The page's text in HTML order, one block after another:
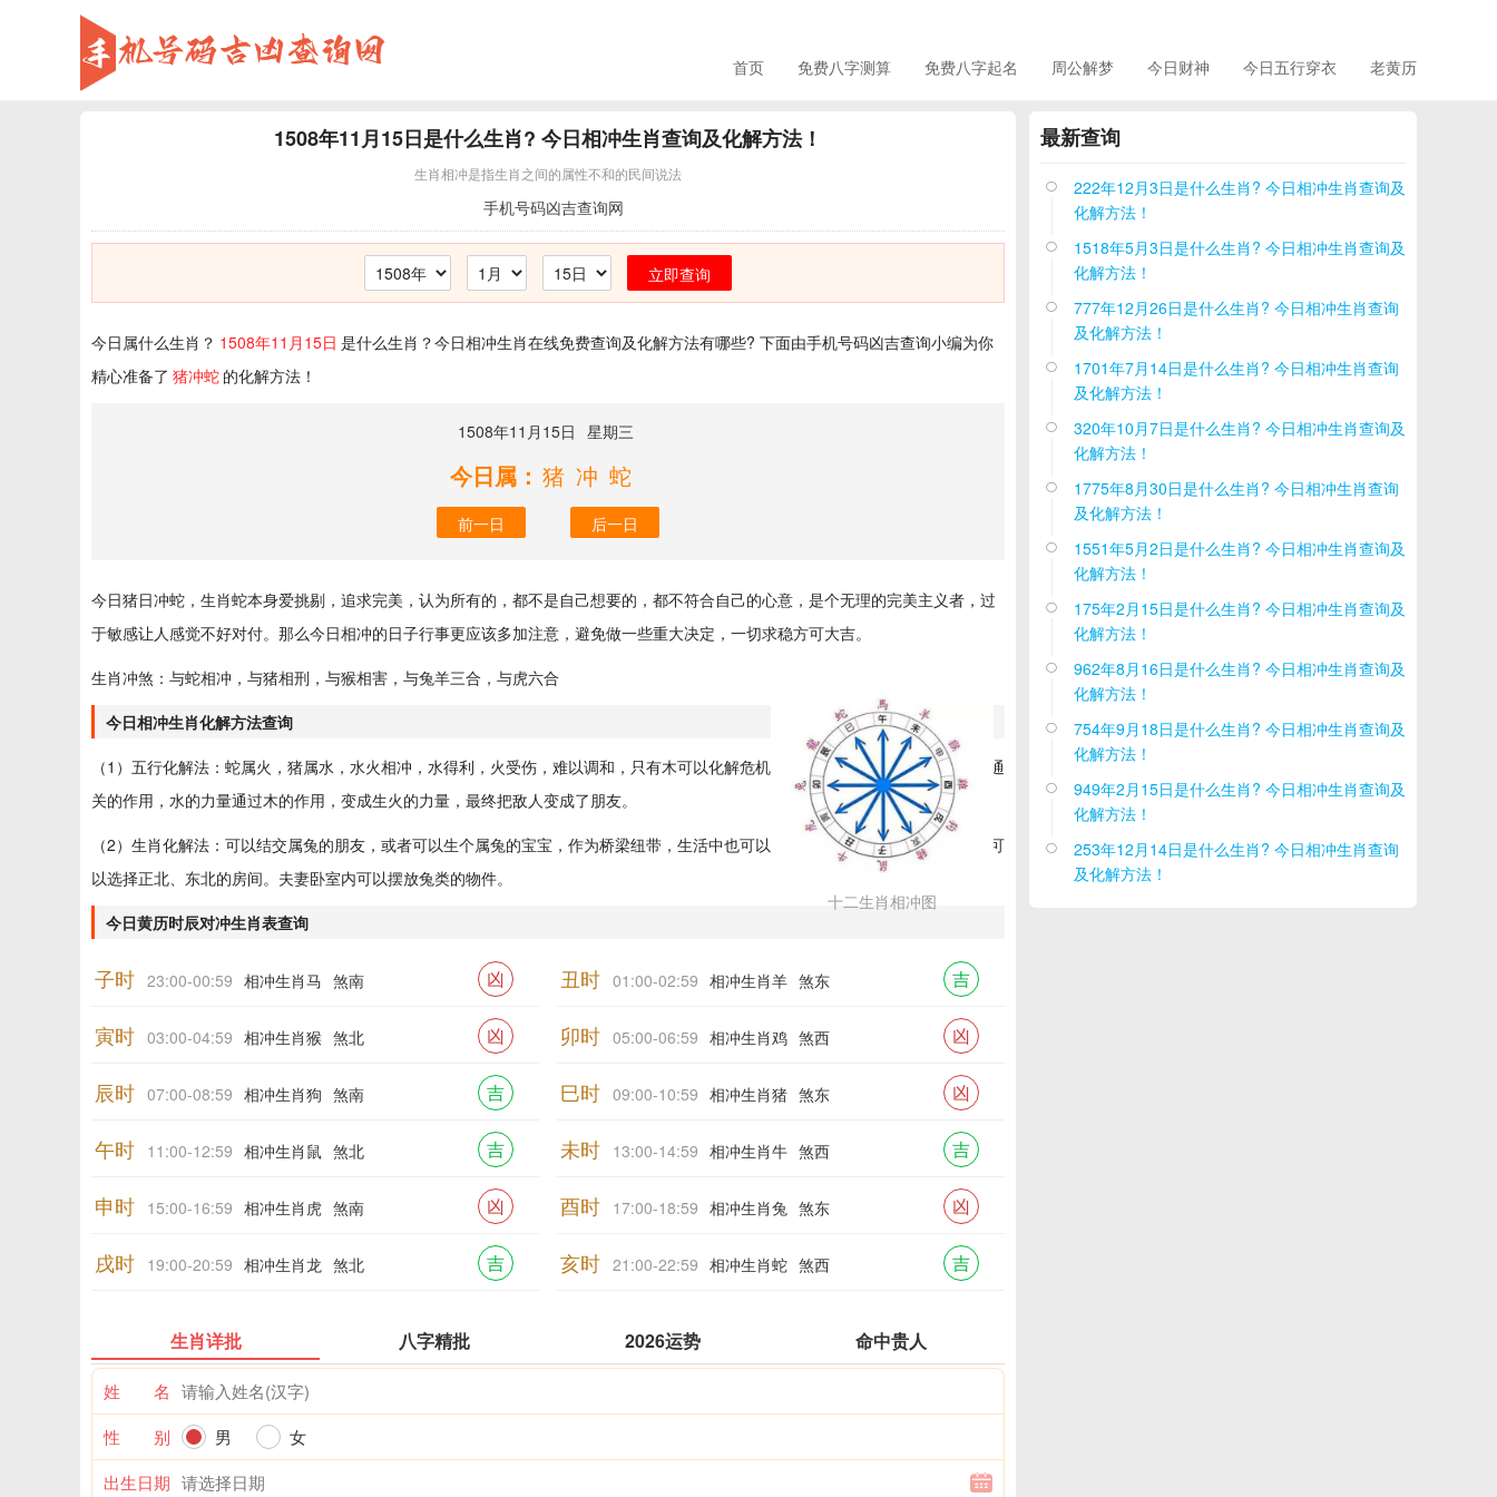
首页 免费八字测算 免费八字起名 周公解梦 今日财神 今日五行穿衣 老黄历
1508年11月15日是什么生肖? 今日相冲生肖查询及化解方法！
生肖相冲是指生肖之间的属性不和的民间说法
手机号码凶吉查询网
立即查询
今日属什么生肖？ 1508年11月15日 是什么生肖？今日相冲生肖在线免费查询及化解方法有哪些? 下面由手机号码凶吉查询小编为你
精心准备了 猪冲蛇 的化解方法！
1508年11月15日 星期三
今日属： 猪冲蛇
前一日 后一日
十二生肖相冲图
今日猪日冲蛇，生肖蛇本身爱挑剔，追求完美，认为所有的，都不是自己想要的，都不符合自己的心意，是个无理的完美主义者，过
于敏感让人感觉不好对付。那么今日相冲的日子行事更应该多加注意，避免做一些重大决定，一切求稳方可大吉。
生肖冲煞：与蛇相冲，与猪相刑，与猴相害，与兔羊三合，与虎六合
今日相冲生肖化解方法查询
（1）五行化解法：蛇属火，猪属水，水火相冲，水得利，火受伤，难以调和，只有木可以化解危机，变干戈为玉帛，木在这里起到通
关的作用，水的力量通过木的作用，变成生火的力量，最终把敌人变成了朋友。
（2）生肖化解法：可以结交属兔的朋友，或者可以生个属兔的宝宝，作为桥梁纽带，生活中也可以采用绿色的色彩来融合，风水上可
以选择正北、东北的房间。夫妻卧室内可以摆放兔类的物件。
今日黄历时辰对冲生肖表查询
子时 23:00-00:59 相冲生肖马 煞南 凶 丑时 01:00-02:59 相冲生肖羊 煞东 吉
寅时 03:00-04:59 相冲生肖猴 煞北 凶 卯时 05:00-06:59 相冲生肖鸡 煞西 凶
辰时 07:00-08:59 相冲生肖狗 煞南 吉 巳时 09:00-10:59 相冲生肖猪 煞东 凶
午时 11:00-12:59 相冲生肖鼠 煞北 吉 未时 13:00-14:59 相冲生肖牛 煞西 吉
申时 15:00-16:59 相冲生肖虎 煞南 凶 酉时 17:00-18:59 相冲生肖兔 煞东 凶
戌时 19:00-20:59 相冲生肖龙 煞北 吉 亥时 21:00-22:59 相冲生肖蛇 煞西 吉
生肖详批 八字精批 2026运势 命中贵人
姓 名
性 别
男
女
出生日期
最新查询

222年12月3日是什么生肖? 今日相冲生肖查询及
化解方法！

1518年5月3日是什么生肖? 今日相冲生肖查询及
化解方法！

777年12月26日是什么生肖? 今日相冲生肖查询
及化解方法！

1701年7月14日是什么生肖? 今日相冲生肖查询
及化解方法！

320年10月7日是什么生肖? 今日相冲生肖查询及
化解方法！

1775年8月30日是什么生肖? 今日相冲生肖查询
及化解方法！

1551年5月2日是什么生肖? 今日相冲生肖查询及
化解方法！

175年2月15日是什么生肖? 今日相冲生肖查询及
化解方法！

962年8月16日是什么生肖? 今日相冲生肖查询及
化解方法！

754年9月18日是什么生肖? 今日相冲生肖查询及
化解方法！

949年2月15日是什么生肖? 今日相冲生肖查询及
化解方法！

253年12月14日是什么生肖? 今日相冲生肖查询
及化解方法！